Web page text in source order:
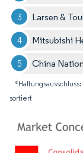
Larsen &
Mitsubishi
China
sortiert